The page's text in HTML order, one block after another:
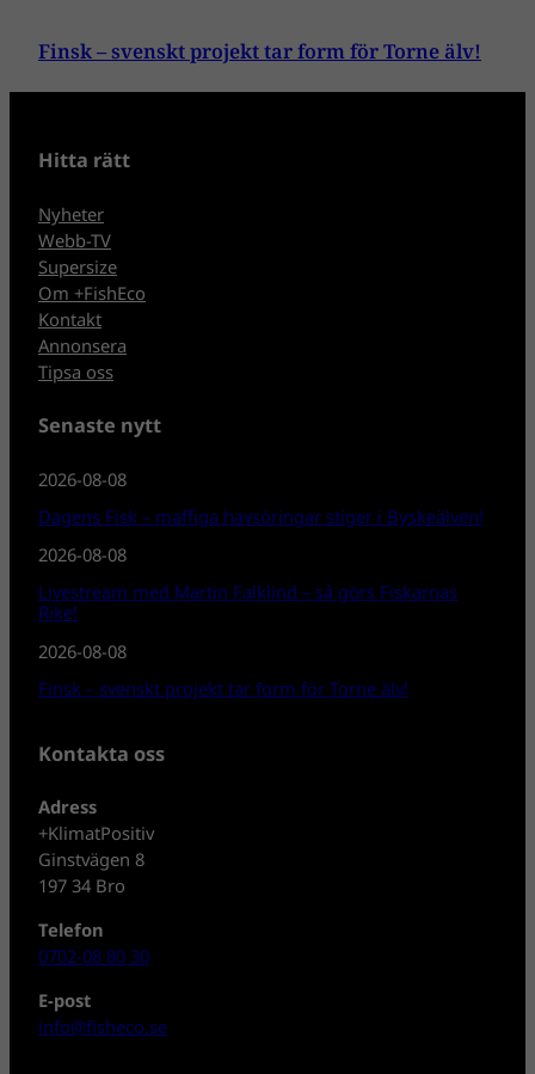
Finsk – svenskt projekt tar form för Torne älv!
Hitta rätt
Nyheter
Webb-TV
Supersize
Om +FishEco
Kontakt
Annonsera
Tipsa oss
Senaste nytt
2026-08-08
Dagens Fisk – maffiga havsöringar stiger i Byskeälven!
2026-08-08
Livestream med Martin Falklind – så görs Fiskarnas
Rike!
2026-08-08
Finsk – svenskt projekt tar form för Torne älv!
Kontakta oss
Adress
+KlimatPositiv
Ginstvägen 8
197 34 Bro
Telefon
0702-08 80 30
E-post
info@fisheco.se